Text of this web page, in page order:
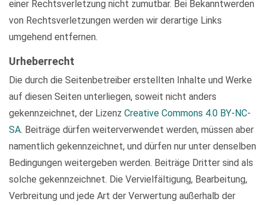
einer Rechtsverletzung nicht zumutbar. Bei Bekanntwerden
von Rechtsverletzungen werden wir derartige Links
umgehend entfernen.
Urheberrecht
Die durch die Seitenbetreiber erstellten Inhalte und Werke
auf diesen Seiten unterliegen, soweit nicht anders
gekennzeichnet, der Lizenz Creative Commons 4.0 BY-NC-
SA. Beiträge dürfen weiterverwendet werden, müssen aber
namentlich gekennzeichnet, und dürfen nur unter denselben
Bedingungen weitergeben werden. Beiträge Dritter sind als
solche gekennzeichnet. Die Vervielfältigung, Bearbeitung,
Verbreitung und jede Art der Verwertung außerhalb der